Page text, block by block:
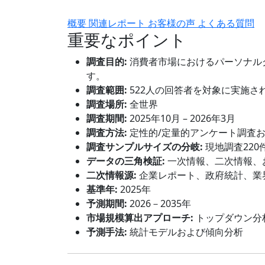
概要関連レポート お客様の声 よくある質問
重要なポイント
調査目的: 消費者市場におけるパーソナ
す。
調査範囲: 522人の回答者を対象に実施さ
調査場所: 全世界
調査期間: 2025年10月 – 2026年3月
調査方法: 定性的/定量的アンケート調査
調査サンプルサイズの分岐: 現地調査220
データの三角検証: 一次情報、二次情報
二次情報源: 企業レポート、政府統計、
基準年: 2025年
予測期間: 2026－2035年
市場規模算出アプローチ: トップダウン
予測手法: 統計モデルおよび傾向分析